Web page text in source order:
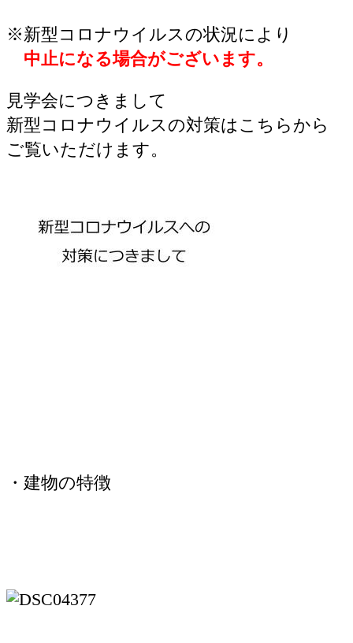
※新型コロナウイルスの状況により
中止になる場合がございます。
見学会につきまして
新型コロナウイルスの対策はこちらから
ご覧いただけます。
・建物の特徴